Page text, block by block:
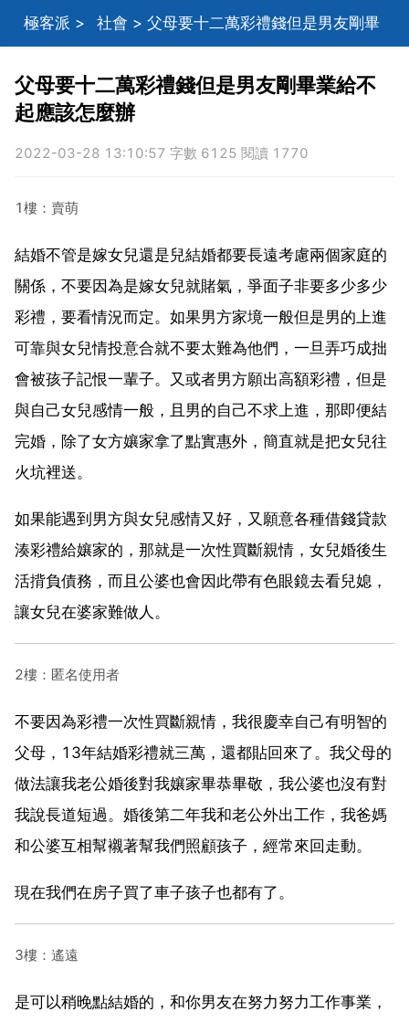
極客派 > 社會 > 父母要十二萬彩禮錢但是男友剛畢
父母要十二萬彩禮錢但是男友剛畢業給不
起應該怎麼辦
2022-03-28 13:10:57 字數 6125 閱讀 1770
1樓：賣萌
結婚不管是嫁女兒還是兒結婚都要長遠考慮兩個家庭的
關係，不要因為是嫁女兒就賭氣，爭面子非要多少多少
彩禮，要看情況而定。如果男方家境一般但是男的上進
可靠與女兒情投意合就不要太難為他們，一旦弄巧成拙
會被孩子記恨一輩子。又或者男方願出高額彩禮，但是
與自己女兒感情一般，且男的自己不求上進，那即便結
完婚，除了女方孃家拿了點實惠外，簡直就是把女兒往
火坑裡送。
如果能遇到男方與女兒感情又好，又願意各種借錢貸款
湊彩禮給孃家的，那就是一次性買斷親情，女兒婚後生
活揹負債務，而且公婆也會因此帶有色眼鏡去看兒媳，
讓女兒在婆家難做人。
2樓：匿名使用者
不要因為彩禮一次性買斷親情，我很慶幸自己有明智的
父母，13年結婚彩禮就三萬，還都貼回來了。我父母的
做法讓我老公婚後對我孃家畢恭畢敬，我公婆也沒有對
我說長道短過。婚後第二年我和老公外出工作，我爸媽
和公婆互相幫襯著幫我們照顧孩子，經常來回走動。
現在我們在房子買了車子孩子也都有了。
3樓：遙遠
是可以稍晚點結婚的，和你男友在努力努力工作事業，